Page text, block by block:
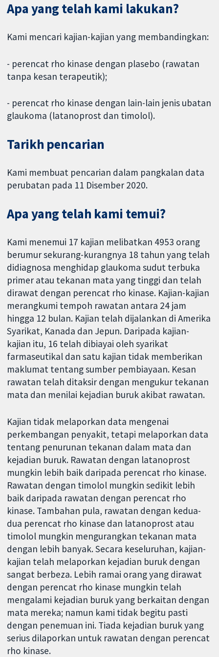
Apa yang telah kami lakukan?
Kami mencari kajian-kajian yang membandingkan:
- perencat rho kinase dengan plasebo (rawatan
tanpa kesan terapeutik);
- perencat rho kinase dengan lain-lain jenis ubatan
glaukoma (latanoprost dan timolol).
Tarikh pencarian
Kami membuat pencarian dalam pangkalan data
perubatan pada 11 Disember 2020.
Apa yang telah kami temui?
Kami menemui 17 kajian melibatkan 4953 orang
berumur sekurang-kurangnya 18 tahun yang telah
didiagnosa menghidap glaukoma sudut terbuka
primer atau tekanan mata yang tinggi dan telah
dirawat dengan perencat rho kinase. Kajian-kajian
merangkumi tempoh rawatan antara 24 jam
hingga 12 bulan. Kajian telah dijalankan di Amerika
Syarikat, Kanada dan Jepun. Daripada kajian-
kajian itu, 16 telah dibiayai oleh syarikat
farmaseutikal dan satu kajian tidak memberikan
maklumat tentang sumber pembiayaan. Kesan
rawatan telah ditaksir dengan mengukur tekanan
mata dan menilai kejadian buruk akibat rawatan.
Kajian tidak melaporkan data mengenai
perkembangan penyakit, tetapi melaporkan data
tentang penurunan tekanan dalam mata dan
kejadian buruk. Rawatan dengan latanoprost
mungkin lebih baik daripada perencat rho kinase.
Rawatan dengan timolol mungkin sedikit lebih
baik daripada rawatan dengan perencat rho
kinase. Tambahan pula, rawatan dengan kedua-
dua perencat rho kinase dan latanoprost atau
timolol mungkin mengurangkan tekanan mata
dengan lebih banyak. Secara keseluruhan, kajian-
kajian telah melaporkan kejadian buruk dengan
sangat berbeza. Lebih ramai orang yang dirawat
dengan perencat rho kinase mungkin telah
mengalami kejadian buruk yang berkaitan dengan
mata mereka; namun kami tidak begitu pasti
dengan penemuan ini. Tiada kejadian buruk yang
serius dilaporkan untuk rawatan dengan perencat
rho kinase.